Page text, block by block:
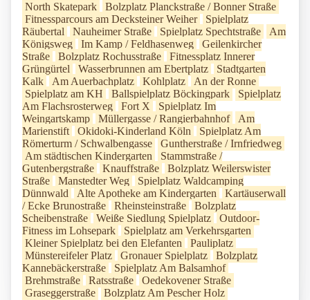
North Skatepark
Bolzplatz Planckstraße / Bonner Straße
Fitnessparcours am Decksteiner Weiher
Spielplatz
Räubertal
Nauheimer Straße Spielplatz Spechtstraße
Am
Königsweg
Im Kamp / Feldhasenweg
Geilenkircher
Straße
Bolzplatz Rochusstraße
Fitnessplatz Innerer
Grüngürtel
Wasserbrunnen am Ebertplatz
Stadtgarten
Kalk
Am Auerbachplatz Kohlplatz
An der Ronne
Spielplatz am KH
Ballspielplatz Böckingpark
Spielplatz
Am Flachsrosterweg
Fort X
Spielplatz Im
Weingartskamp
Müllergasse / Rangierbahnhof
Am
Marienstift
Okidoki-Kinderland Köln
Spielplatz Am
Römerturm / Schwalbengasse
Guntherstraße / Irnfriedweg
Am städtischen Kindergarten
Stammstraße /
Gutenbergstraße
Knauffstraße
Bolzplatz Weilerswister
Straße
Manstedter Weg
Spielplatz Waldcamping
Dünnwald
Alte Apotheke am Kindergarten
Kartäuserwall
/ Ecke Brunostraße
Rheinsteinstraße
Bolzplatz
Scheibenstraße
Weiße Siedlung Spielplatz
Outdoor-
Fitness im Lohsepark
Spielplatz am Verkehrsgarten
Kleiner Spielplatz bei den Elefanten
Pauliplatz
Münstereifeler Platz
Gronauer Spielplatz
Bolzplatz
Kannebäckerstraße
Spielplatz Am Balsamhof
Brehmstraße
Ratsstraße
Oedekovener Straße
Graseggerstraße
Bolzplatz Am Pescher Holz